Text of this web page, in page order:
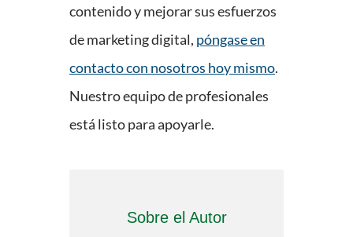
contenido y mejorar sus esfuerzos
de marketing digital, póngase en
contacto con nosotros hoy mismo.
Nuestro equipo de profesionales
está listo para apoyarle.
Sobre el Autor